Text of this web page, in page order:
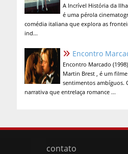
A Incrível História da
é uma pérola
comédia italiana que explora as
ind...
Encontro
Encontro Marcado
Martin Brest , é um
sentimentos ambíguos.
narrativa que entrelaça romance ...
contato